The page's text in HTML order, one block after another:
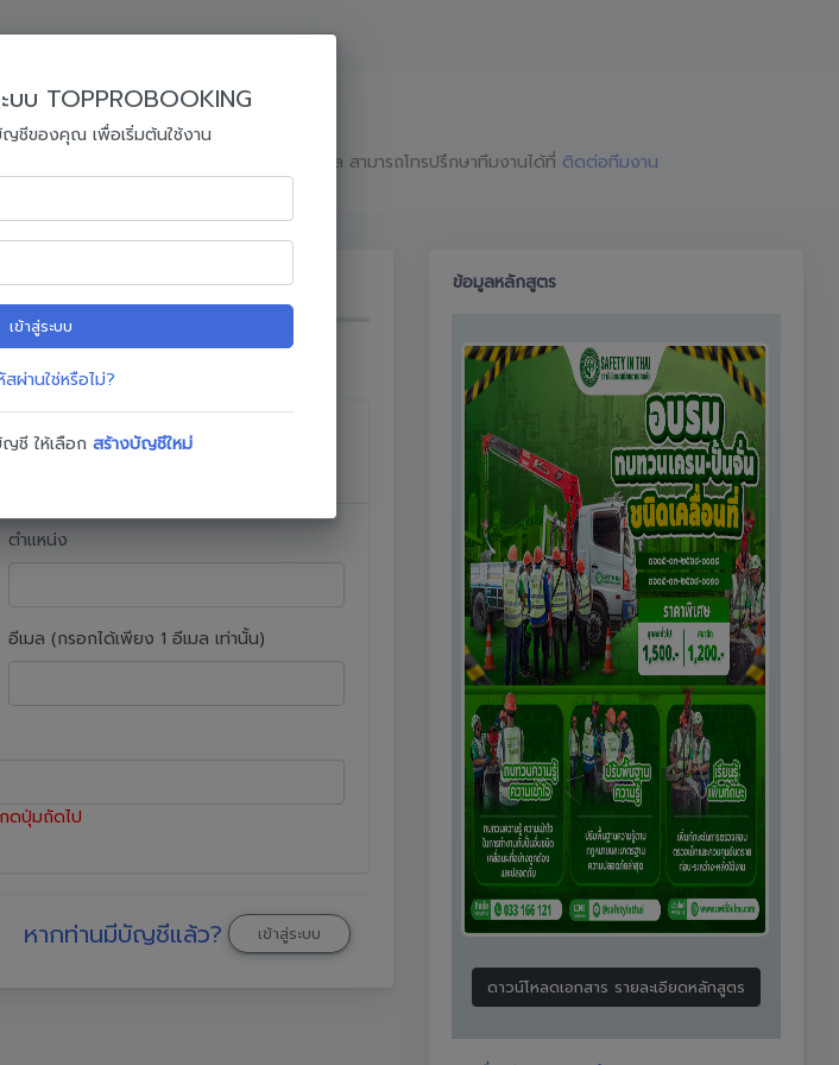
ม
หากมีข้อสงสัยหรือติดปัญหาในการกรอกข้อมูล สามารถโทรปรึกษาทีมงานได้ที่ ติดต่อทีมงาน
3
ที่อยู่ออกใบเสนอราคา
4
ตำแหน่ง
อีเมล (กรอกได้เพียง 1 อีเมล เท่านั้น)
ดปุ่มถัดไป
เข้าสู่ระบบ
หากท่านมีบัญชีแล้ว?
ข้อมูลหลักสูตร
ดาวน์โหลดเอกสาร รายละเอียดหลักสูตร
บบ TOPPROBOOKING
ญชีของคุณ เพื่อเริ่มต้นใช้งาน
เข้าสู่ระบบ
ผ่านใช่หรือไม่?
ชี ให้เลือก สร้างบัญชีใหม่